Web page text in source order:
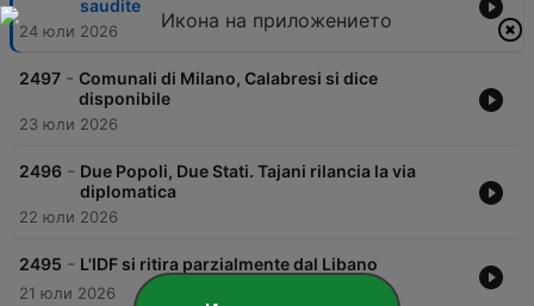
saudite
24 юли 2026
2497 - Comunali di Milano, Calabresi si dice
disponibile
23 юли 2026
2496 - Due Popoli, Due Stati. Tajani rilancia la via
diplomatica
22 юли 2026
2495 - L'IDF si ritira parzialmente dal Libano
21 юли 2026